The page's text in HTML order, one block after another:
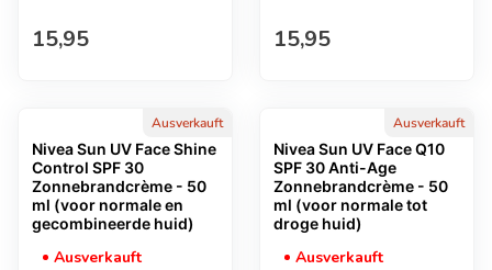
Regulärer Preis
15,95 Regulärer Preis
15,95
Ausverkauft
Nivea Sun UV Face Shine
Control SPF 30
Zonnebrandcrème - 50
ml (voor normale en
gecombineerde huid)
Ausverkauft
Ausverkauft
Nivea Sun UV Face Q10
SPF 30 Anti-Age
Zonnebrandcrème - 50
ml (voor normale tot
droge huid)
Ausverkauft